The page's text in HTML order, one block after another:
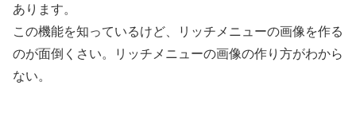
あります。
この機能を知っているけど、リッチメニューの画像を作る
のが面倒くさい。リッチメニューの画像の作り方がわから
ない。